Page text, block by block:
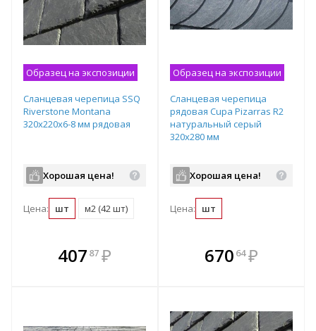
Образец на экспозиции
Сланцевая черепица SSQ
Riverstone Montana
320x220х6-8 мм рядовая
Хорошая цена!
Цена: шт м2 (42 шт)
407 87 ₽
В комплекте
всегда выгоднее!
Образец на экспозиции
Сланцевая черепица
рядовая Cupa Pizarras R2
натуральный серый
320х280 мм
Хорошая цена!
Цена: шт
В комплекте
всегда выгоднее!
670 64 ₽